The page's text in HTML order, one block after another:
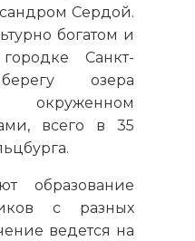
Сердой.
богатом и
Санкт-
озера
окруженном
всего в 35
образование
с разных
ведется на